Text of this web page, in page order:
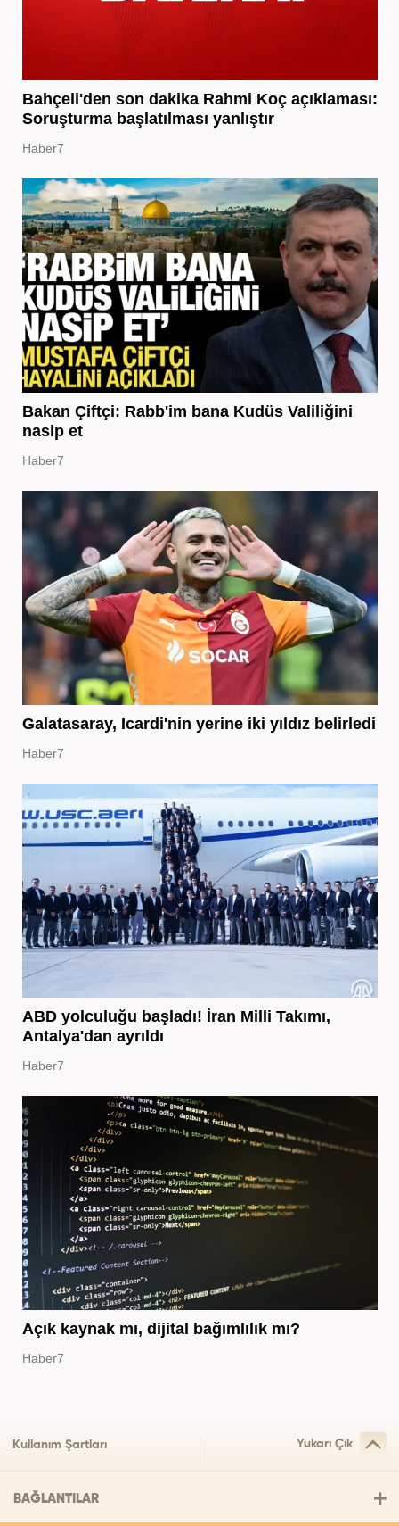
Bahçeli'den son dakika Rahmi Koç açıklaması:
Soruşturma başlatılması yanlıştır
Haber7
Bakan Çiftçi: Rabb'im bana Kudüs Valiliğini
nasip et
Haber7
Galatasaray, Icardi'nin yerine iki yıldız belirledi
Haber7
ABD yolculuğu başladı! İran Milli Takımı,
Antalya'dan ayrıldı
Haber7
Açık kaynak mı, dijital bağımlılık mı?
Haber7
Kullanım Şartları Yukarı Çık
BAĞLANTILAR